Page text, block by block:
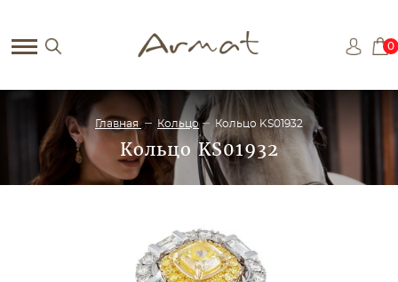
0
Главная Кольцо Кольцо KS01932
Кольцо KS01932